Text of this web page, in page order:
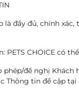
đầy đủ, chính
PETS CHOICE có
phép/đề nghị
Thông tin đề cập